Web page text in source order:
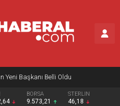
Yeni Başkanı Belli Oldu
BORSA
9.573,21
STERLIN
46,18